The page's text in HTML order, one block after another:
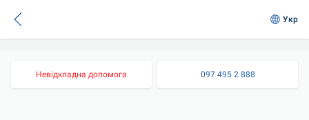
Укр
Невідкладна допомога 097 495 2 888